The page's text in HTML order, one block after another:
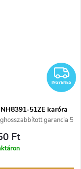
INGYENES
51ZE karóra
garancia 5
100 napos
lehetőség. Hivatalos
Ft